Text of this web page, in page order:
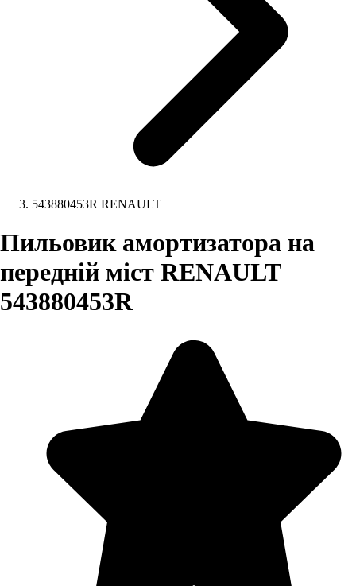
543880453R RENAULT
Пильовик амортизатора на
передній міст RENAULT
543880453R